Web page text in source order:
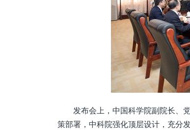
发布会上，中国科学院副院长、党
策部署，中科院强化顶层设计，充分